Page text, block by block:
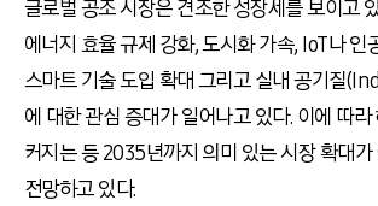
글로벌 공조 시장은 견조한 성장세를 보이고
에너지 효율 규제 강화, 도시화 가속, IoT나 인
스마트 기술 도입 확대 그리고 실내 공기질
에 대한 관심 증대가 일어나고 있다. 이에 따
커지는 등 2035년까지 의미 있는 시장 확대
전망하고 있다.